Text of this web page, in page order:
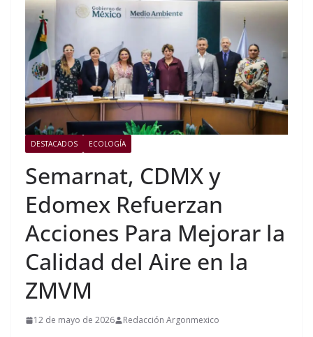
DESTACADOS ECOLOGÍA
Semarnat, CDMX y
Edomex Refuerzan
Acciones Para Mejorar la
Calidad del Aire en la
ZMVM
12 de mayo de 2026 Redacción Argonmexico